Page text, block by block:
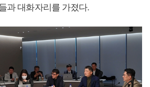
과 대화자리를 가졌다.